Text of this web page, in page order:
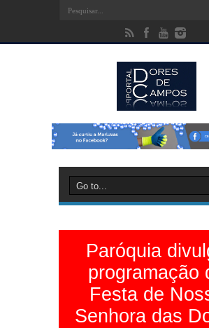
Paróquia
programação
Festa de
Senhora das